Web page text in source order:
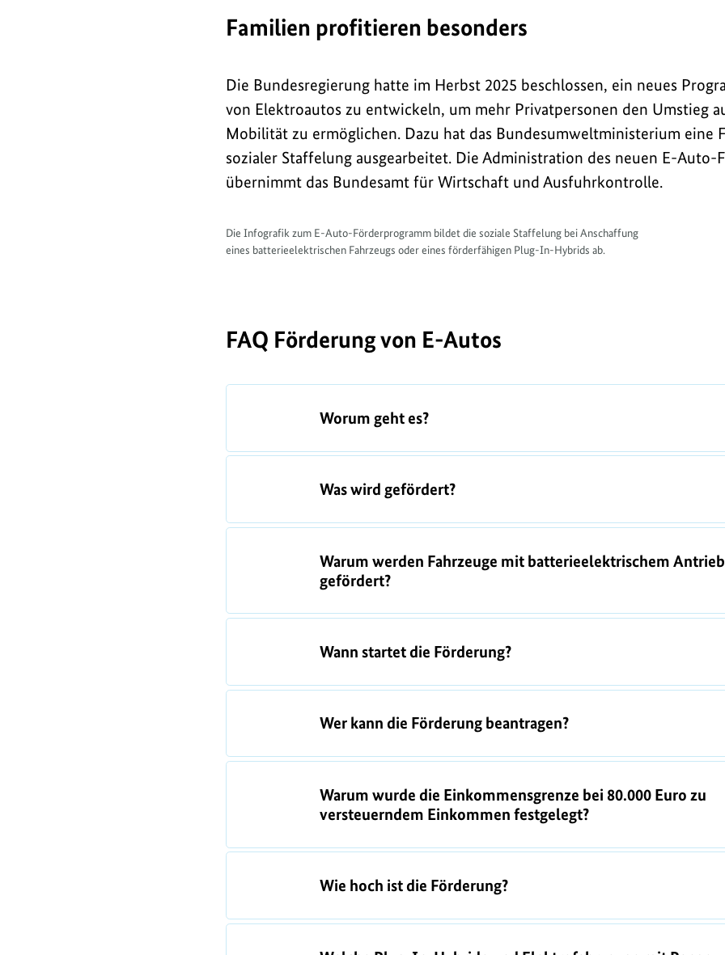
Familien profitieren besonders
Die Bundesregierung hatte im Herbst 2025 beschlossen, ein neues
von Elektroautos zu entwickeln, um mehr Privatpersonen den Umstieg
Mobilität zu ermöglichen. Dazu hat das Bundesumweltministerium eine
sozialer Staffelung ausgearbeitet. Die Administration des neuen E-Auto-
übernimmt das Bundesamt für Wirtschaft und Ausfuhrkontrolle.
Die Infografik zum E-Auto-Förderprogramm bildet die soziale Staffelung bei Anschaffung
eines batterieelektrischen Fahrzeugs oder eines förderfähigen Plug-In-Hybrids ab.
FAQ Förderung von E-Autos
Q
Worum geht es?
Was wird gefördert?
Warum werden Fahrzeuge mit batterieelektrischem Antrieb
gefördert?
Wann startet die Förderung?
Wer kann die Förderung beantragen?
Warum wurde die Einkommensgrenze bei 80.000 Euro zu
versteuerndem Einkommen festgelegt?
Wie hoch ist die Förderung?